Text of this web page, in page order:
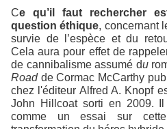
Ce qu’il faut rechercher
question éthique, concernant
survie de l’espèce et du
Cela aura pour effet de
de cannibalisme assumé du
Roadde Cormac McCarthy
chez l'éditeur Alfred A. Knopf
John Hillcoat sorti en 2009.
comme un essai sur